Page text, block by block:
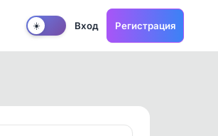
☀️ Вход Регистрация